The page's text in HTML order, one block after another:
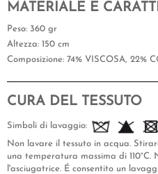
MATERIALE E
Peso: 360 gr
Altezza: 150 cm
Composizione: 74% VISCOSA, 22%
CURA DEL TESSUTO
Simboli di lavaggio:
Non lavare il tessuto in acqua.
una temperatura massima di
l'asciugatrice. É consentito un